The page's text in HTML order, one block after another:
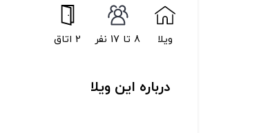
ویلا 8 تا 17 نفر 2 اتاق
درباره این ویلا